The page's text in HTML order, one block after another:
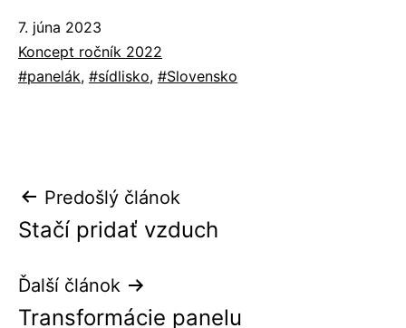
Publikované
7. júna 2023
Kategorizované
ako
Koncept ročník 2022
Označené
panelák, sídlisko, Slovensko
Navigácia
v
článku
Predošlý článok
Stačí pridať vzduch
Ďalší článok
Transformácie panelu